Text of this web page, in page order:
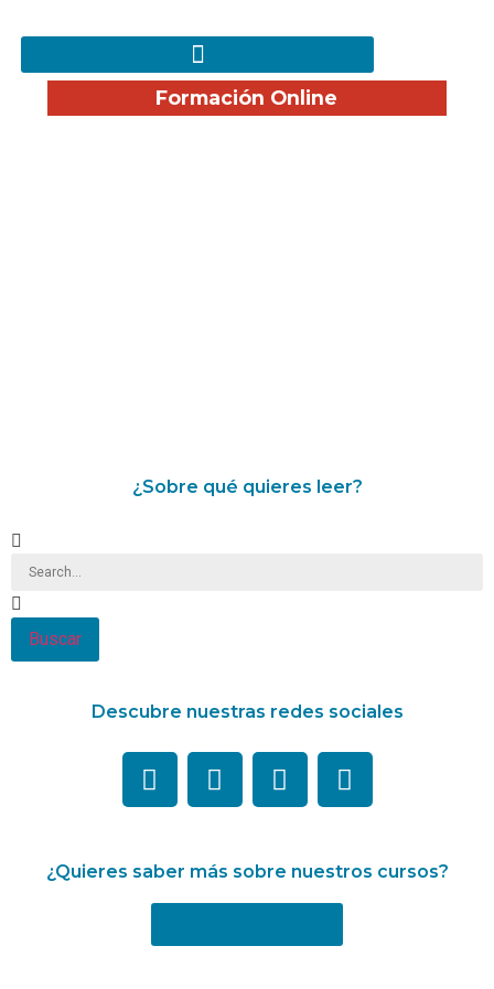
Formación Online
¿Sobre qué quieres leer?
Buscar
Descubre nuestras redes sociales
¿Quieres saber más sobre nuestros cursos?